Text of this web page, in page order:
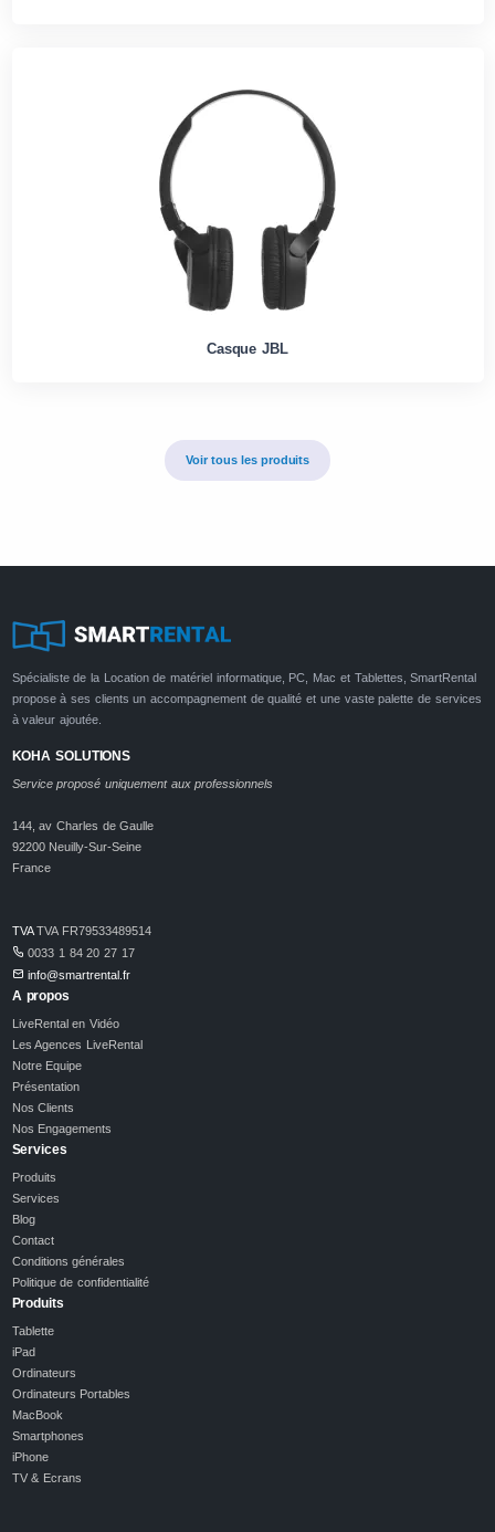
Casque JBL
Voir tous les produits
Spécialiste de la Location de matériel informatique, PC, Mac et Tablettes, SmartRental
propose à ses clients un accompagnement de qualité et une vaste palette de services
à valeur ajoutée.
KOHA SOLUTIONS
Service proposé uniquement aux professionnels
144, av Charles de Gaulle
92200 Neuilly-Sur-Seine
France
TVATVA FR79533489514
0033 1 84 20 27 17
info@smartrental.fr
A propos
LiveRental en Vidéo
Les Agences LiveRental
Notre Equipe
Présentation
Nos Clients
Nos Engagements
Services
Produits
Services
Blog
Contact
Conditions générales
Politique de confidentialité
Produits
Tablette
iPad
Ordinateurs
Ordinateurs Portables
MacBook
Smartphones
iPhone
TV & Ecrans